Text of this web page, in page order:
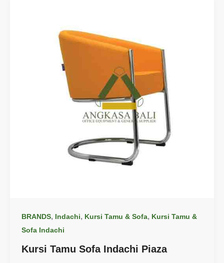
BRANDS, Indachi, Kursi Tamu & Sofa, Kursi Tamu &
Sofa Indachi
Kursi Tamu Sofa Indachi Piaza